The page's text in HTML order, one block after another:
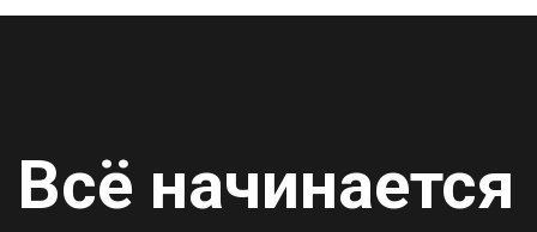
+7 747 307-42-36
Акции
Для бизнеса
Дизайнерам